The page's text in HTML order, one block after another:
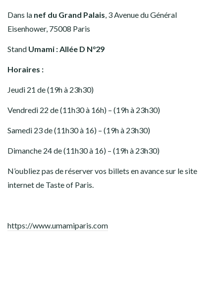
Dans la nef du Grand Palais, 3 Avenue du Général
Eisenhower, 75008 Paris
Stand Umami : Allée D N°29
Horaires :
Jeudi 21 de (19h à 23h30)
Vendredi 22 de (11h30 à 16h) – (19h à 23h30)
Samedi 23 de (11h30 à 16) – (19h à 23h30)
Dimanche 24 de (11h30 à 16) – (19h à 23h30)
N’oubliez pas de réserver vos billets en avance sur le site
internet de Taste of Paris.
https://www.umamiparis.com